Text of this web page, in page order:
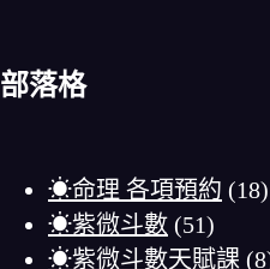
部落格
☀命理 各項預約 (18)
☀紫微斗數 (51)
☀紫微斗數天賦課